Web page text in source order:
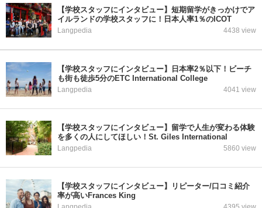
【学校スタッフにインタビュー】短期留学がきっかけでア
イルランドの学校スタッフに！日本人率1％のICOT
Langpedia 4438 view
【学校スタッフにインタビュー】日本率2％以下！ビーチ
も街も徒歩5分のETC International College
Langpedia 4041 view
【学校スタッフにインタビュー】留学で人生が変わる体験
を多くの人にしてほしい！St. Giles International
Langpedia 5860 view
【学校スタッフにインタビュー】リピーター/口コミ紹介
率が高いFrances King